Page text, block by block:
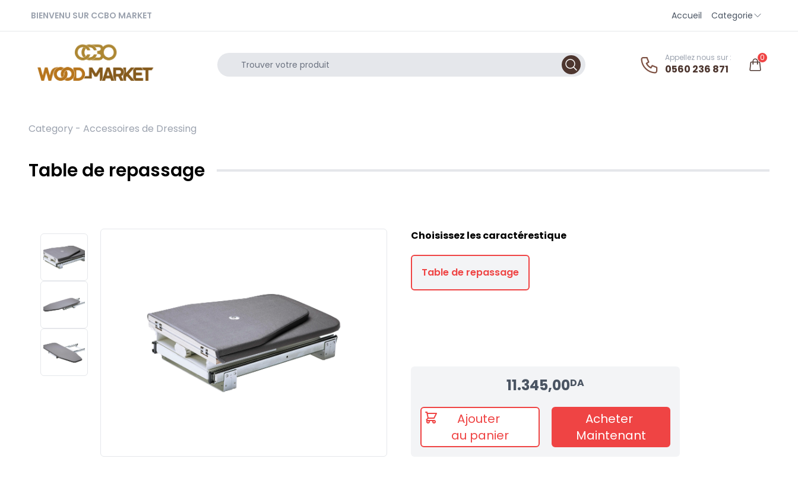
BIENVENU SUR CCBO MARKET Accueil Categorie
Appellez nous sur :
0560 236 871
0
Category - Accessoires de Dressing
Table de repassage
Choisissez les caractérestique
Table de repassage
11.345,00DA
Ajouter
au panier
Acheter
Maintenant